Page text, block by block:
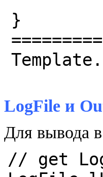
}
LogFile и
Для вывода
// get